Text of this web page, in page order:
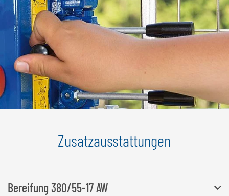
Zusatzausstattungen
Bereifung 380/55-17 AW